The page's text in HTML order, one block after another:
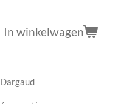
In winkelwagen
Dargaud